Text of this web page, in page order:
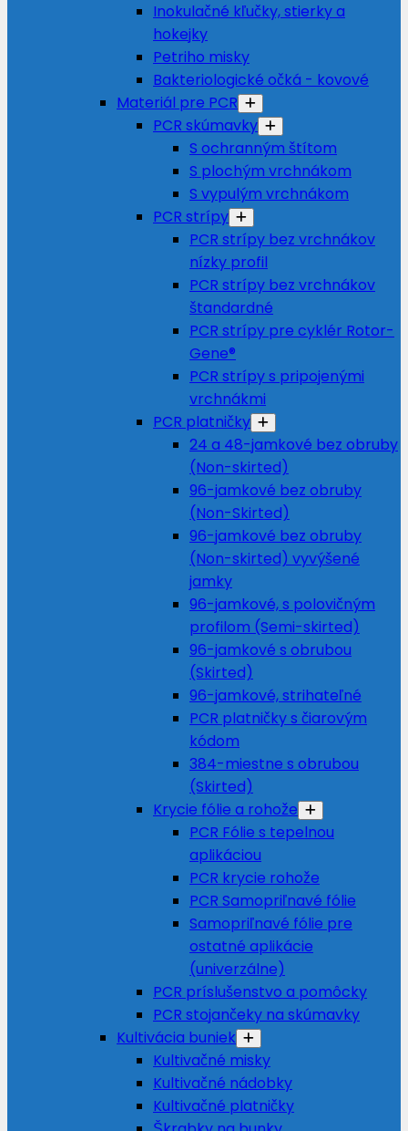
Inokulačné kľučky, stierky a
hokejky
Petriho misky
Bakteriologické očká - kovové
Materiál pre PCR
PCR skúmavky
S ochranným štítom
S plochým vrchnákom
S vypulým vrchnákom
PCR strípy
PCR strípy bez vrchnákov
nízky profil
PCR strípy bez vrchnákov
štandardné
PCR strípy pre cyklér Rotor-
Gene®
PCR strípy s pripojenými
vrchnákmi
PCR platničky
24 a 48-jamkové bez obruby
(Non-skirted)
96-jamkové bez obruby
(Non-Skirted)
96-jamkové bez obruby
(Non-skirted) vyvýšené
jamky
96-jamkové, s polovičným
profilom (Semi-skirted)
96-jamkové s obrubou
(Skirted)
96-jamkové, strihateľné
PCR platničky s čiarovým
kódom
384-miestne s obrubou
(Skirted)
Krycie fólie a rohože
PCR Fólie s tepelnou
aplikáciou
PCR krycie rohože
PCR Samopriľnavé fólie
Samopriľnavé fólie pre
ostatné aplikácie
(univerzálne)
PCR príslušenstvo a pomôcky
PCR stojančeky na skúmavky
Kultivácia buniek
Kultivačné misky
Kultivačné nádobky
Kultivačné platničky